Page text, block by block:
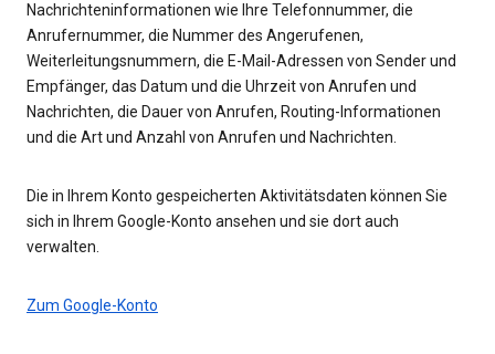
Nachrichteninformationen wie Ihre Telefonnummer, die
Anrufernummer, die Nummer des Angerufenen,
Weiterleitungsnummern, die E-Mail-Adressen von Sender und
Empfänger, das Datum und die Uhrzeit von Anrufen und
Nachrichten, die Dauer von Anrufen, Routing-Informationen
und die Art und Anzahl von Anrufen und Nachrichten.
Die in Ihrem Konto gespeicherten Aktivitätsdaten können Sie
sich in Ihrem Google-Konto ansehen und sie dort auch
verwalten.
Zum Google-Konto